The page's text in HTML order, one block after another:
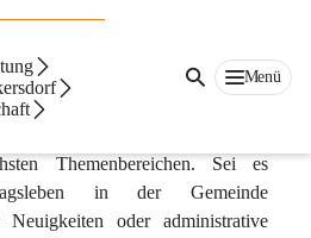
Menü
gemäß §25 des
Online-Plattform der
Hier und auf zugehörigen
Themenbereichen. Sei es
in der Gemeinde
oder administrative